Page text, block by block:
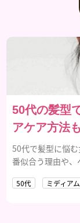
50代の髪型
アケア方法
50代で髪型に悩
番似合う理由や、
50代 ミディアム